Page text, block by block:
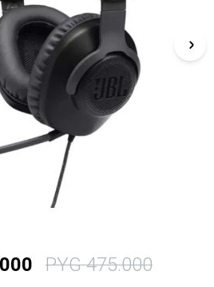
PYG 475.000